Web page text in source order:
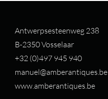
Antwerpsesteenweg 238
B-2350 Vosselaar
+32 (0)497 945 940
manuel@amberantiques.be
www.amberantiques.be